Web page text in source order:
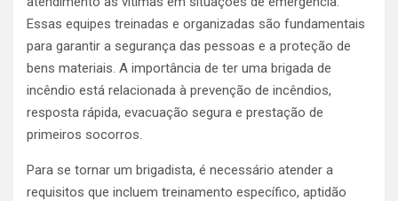
Essas equipes treinadas e organizadas são fundamentais
para garantir a segurança das pessoas e a proteção de
bens materiais. A importância de ter uma brigada de
incêndio está relacionada à prevenção de incêndios,
resposta rápida, evacuação segura e prestação de
primeiros socorros.
Para se tornar um brigadista, é necessário atender a
requisitos que incluem treinamento específico, aptidão